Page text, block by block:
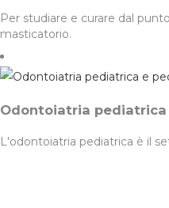
Per studiare e curare dal
masticatorio.
Odontoiatria pediatrica
L'odontoiatria pediatrica è il